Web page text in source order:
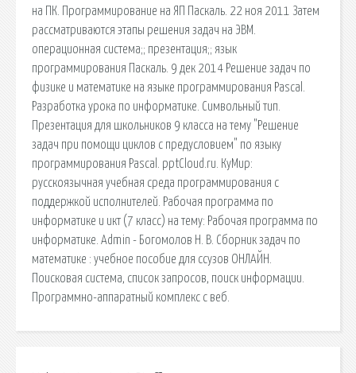
на ПК. Программирование на ЯП Паскаль. 22 ноя 2011 Затем
рассматриваются этапы решения задач на ЭВМ.
операционная система;; презентация;; язык
программирования Паскаль. 9 дек 2014 Решение задач по
физике и математике на языке программирования Pascal.
Разработка урока по информатике. Символьный тип.
Презентация для школьников 9 класса на тему "Решение
задач при помощи циклов с предусловием" по языку
программирования Pascal. pptCloud.ru. КуМир:
русскоязычная учебная среда программирования с
поддержкой исполнителей. Рабочая программа по
информатике и икт (7 класс) на тему: Рабочая программа по
информатике. Admin - Богомолов Н. В. Сборник задач по
математике : учебное пособие для ссузов ОНЛАЙН.
Поисковая сиcтема, список запросов, поиск информации.
Программно-аппаратный комплекс с веб.